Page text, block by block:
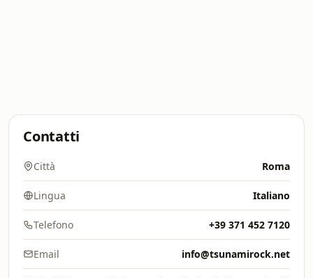
Contatti
Città Roma
Lingua Italiano
Telefono +39 371 452 7120
Email info@tsunamirock.net